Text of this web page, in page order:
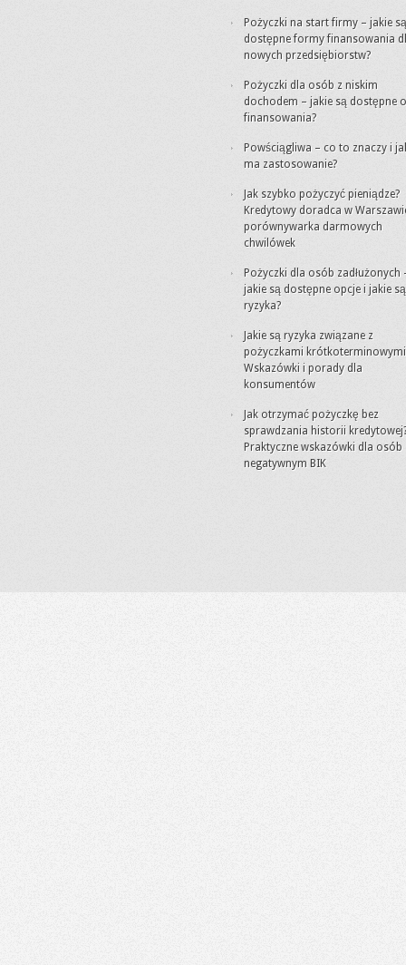
Pożyczki na start firmy – jakie są
dostępne formy finansowania
nowych przedsiębiorstw?
Pożyczki dla osób z niskim
dochodem – jakie są dostępne
finansowania?
Powściągliwa – co to znaczy i
ma zastosowanie?
Jak szybko pożyczyć pieniądze?
Kredytowy doradca w
porównywarka darmowych
chwilówek
Pożyczki dla osób zadłużonych
jakie są dostępne opcje i jakie są
ryzyka?
Jakie są ryzyka związane z
pożyczkami
Wskazówki i porady dla
konsumentów
Jak otrzymać pożyczkę bez
sprawdzania historii
Praktyczne wskazówki dla osób
negatywnym BIK